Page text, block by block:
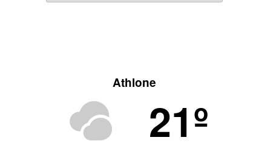
Athlone
21º